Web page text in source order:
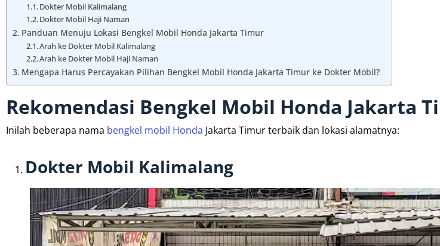
Dokter Mobil Kalimalang
Dokter Mobil Haji Naman
Panduan Menuju Lokasi Bengkel Mobil Honda Jakarta Timur
Arah ke Dokter Mobil Kalimalang
Arah ke Dokter Mobil Haji Naman
Mengapa Harus Percayakan Pilihan Bengkel Mobil Honda Jakarta Timur ke Dokter Mobil?
Rekomendasi Bengkel Mobil Honda Jakarta
Inilah beberapa nama bengkel mobil Honda Jakarta Timur terbaik dan lokasi alamatnya:
Dokter Mobil Kalimalang